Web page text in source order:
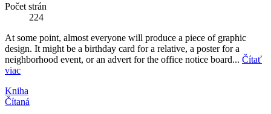
Počet strán
224
At some point, almost everyone will produce a piece of graphic
design. It might be a birthday card for a relative, a poster for a
neighborhood event, or an advert for the office notice board... Čítať
viac
Kniha
Čítaná